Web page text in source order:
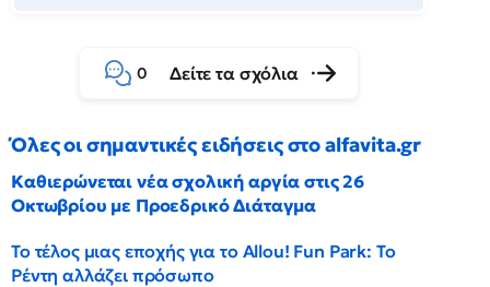
0 Δείτε τα σχόλια
Όλες οι σημαντικές ειδήσεις στο alfavita.gr
Καθιερώνεται νέα σχολική αργία στις 26
Οκτωβρίου με Προεδρικό Διάταγμα
Το τέλος μιας εποχής για το Allou! Fun Park: Το
Ρέντη αλλάζει πρόσωπο